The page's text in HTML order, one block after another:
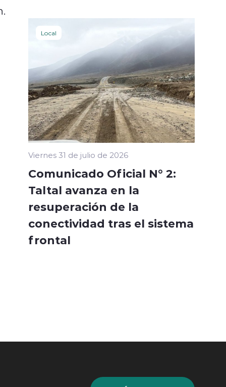
Local
Viernes 31 de julio de 2026
Comunicado Oficial N° 2:
Taltal avanza en la
resuperación de la
conectividad tras el sistema
frontal